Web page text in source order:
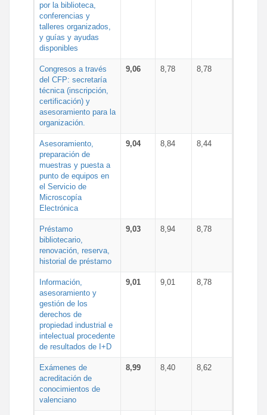
por la biblioteca,
conferencias y
talleres organizados,
y guías y ayudas
disponibles
Congresos a través
del CFP: secretaría
técnica (inscripción,
certificación) y
asesoramiento para la
organización.
9,06 8,78 8,78
Asesoramiento,
preparación de
muestras y puesta a
punto de equipos en
el Servicio de
Microscopía
Electrónica
9,04 8,84 8,44
Préstamo
bibliotecario,
renovación, reserva,
historial de préstamo
9,03 8,94 8,78
Información,
asesoramiento y
gestión de los
derechos de
propiedad industrial e
intelectual procedente
de resultados de I+D
9,01 9,01 8,78
Exámenes de
acreditación de
conocimientos de
valenciano
8,99 8,40 8,62